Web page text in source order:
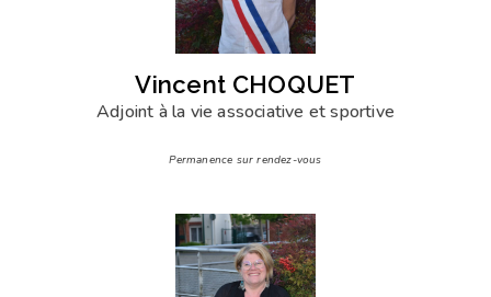
Vincent CHOQUET
Adjoint à la vie associative et sportive
Permanence sur rendez-vous